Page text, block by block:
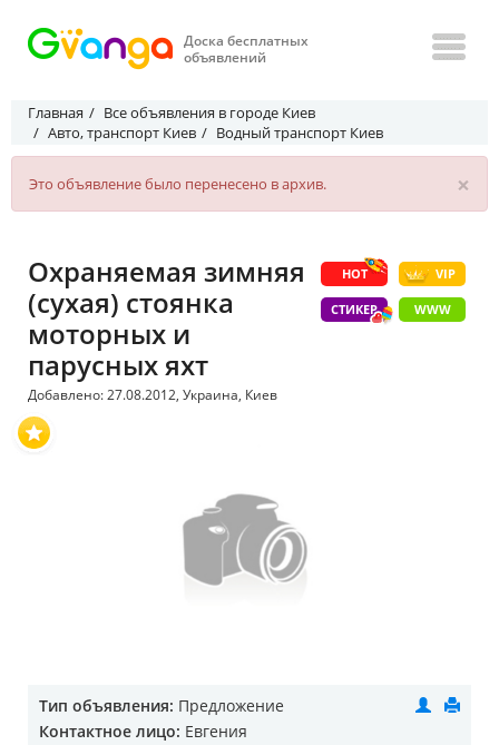
Доска бесплатных
объявлений
Главная
Все объявления в городе Киев
Авто, транспорт Киев
Водный транспорт Киев
×
Это объявление было перенесено в архив.
HOT VIP
СТИКЕР WWW
Охраняемая зимняя
(сухая) стоянка
моторных и
парусных яхт
Добавлено: 27.08.2012, Украина, Киев
Тип объявления: Предложение
Контактное лицо: Евгения